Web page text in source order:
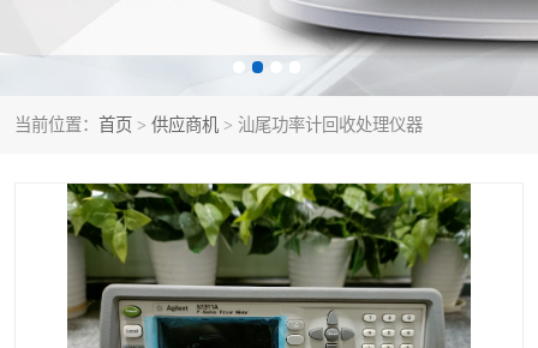
当前位置： 首页 > 供应商机 > 汕尾功率计回收处理仪器
校准件
阻抗分析仪